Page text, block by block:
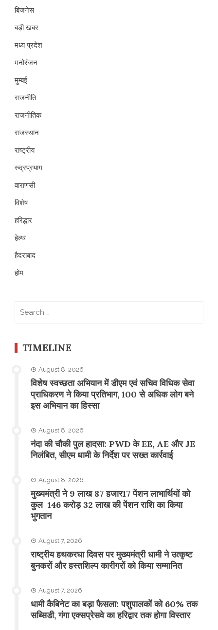
बिजनेस
बड़ी खबर
मध्य प्रदेश
मनोरंजन
मुम्बई
राजनीति
राजनीतिक
राजस्थान
राष्ट्रीय
रुद्रप्रयाग
वाराणसी
विशेष
हरिद्धार
हेल्थ
हैदराबाद
होम
TIMELINE
August 8, 2026
विशेष स्वच्छता अभियान में डीएम एवं सचिव विधिक सेवा
प्राधिकरण ने किया प्रतिभाग, 100 से अधिक लोग बने
इस अभियान का हिस्सा
August 8, 2026
नंदा की चौकी पुल हादसा: PWD के EE, AE और JE
निलंबित, सीएम धामी के निर्देश पर सख्त कार्रवाई
August 8, 2026
मुख्यमंत्री ने 9 लाख 87 हजार17 पेंशन लाभार्थियों को
कुल 146 करोड़ 32 लाख की पेंशन राशि का किया
भुगतान
August 7, 2026
राष्ट्रीय हथकरघा दिवस पर मुख्यमंत्री धामी ने उत्कृष्ट
बुनकरों और हस्तशिल्प कारीगरों को किया सम्मानित
August 7, 2026
​धामी कैबिनेट का बड़ा फैसला: पशुपालकों को 60% तक
सब्सिडी, गंगा एक्सप्रेसवे का हरिद्वार तक होगा विस्तार